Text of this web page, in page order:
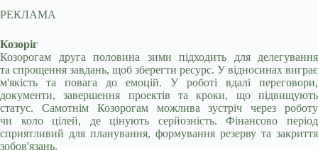
РЕКЛАМА
Козоріг
Козорогам друга половина зими підходить для делегування
та спрощення завдань, щоб зберегти ресурс. У відносинах виграє
м'якість та повага до емоцій. У роботі вдалі переговори,
документи, завершення проектів та кроки, що підвищують
статус. Самотнім Козорогам можлива зустріч через роботу
чи коло цілей, де цінують серйозність. Фінансово період
сприятливий для планування, формування резерву та закриття
зобов'язань.